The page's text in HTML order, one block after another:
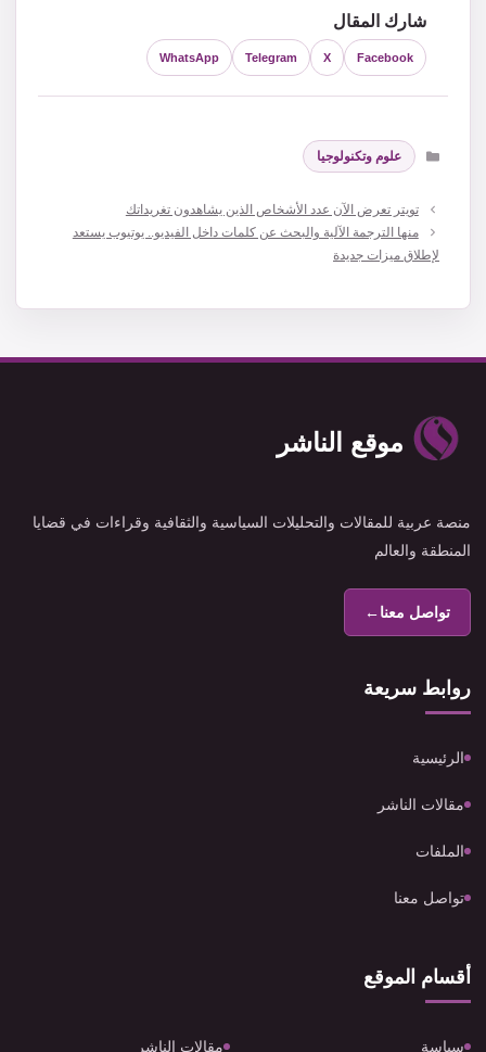
شارك المقال
Facebook
X
Telegram
WhatsApp
التصنيفات
علوم وتكنولوجيا
تويتر تعرض الآن عدد الأشخاص الذين يشاهدون تغريداتك
منها الترجمة الآلية والبحث عن كلمات داخل الفيديو.. يوتيوب يستعد
لإطلاق ميزات جديدة
موقع الناشر
منصة عربية للمقالات والتحليلات السياسية والثقافية وقراءات في قضايا
المنطقة والعالم
تواصل معنا←
روابط سريعة
الرئيسية
مقالات الناشر
الملفات
تواصل معنا
أقسام الموقع
سياسة مقالات الناشر